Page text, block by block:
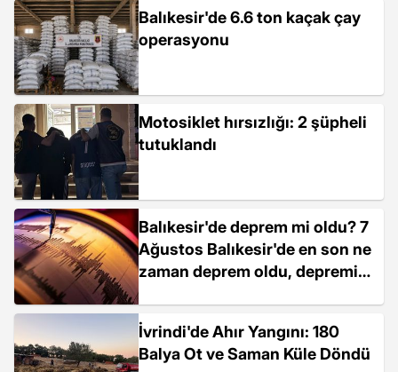
Balıkesir'de 6.6 ton kaçak çay
operasyonu
Motosiklet hırsızlığı: 2 şüpheli
tutuklandı
Balıkesir'de deprem mi oldu? 7
Ağustos Balıkesir'de en son ne
zaman deprem oldu, depremin
İvrindi'de Ahır Yangını: 180
Balya Ot ve Saman Küle Döndü